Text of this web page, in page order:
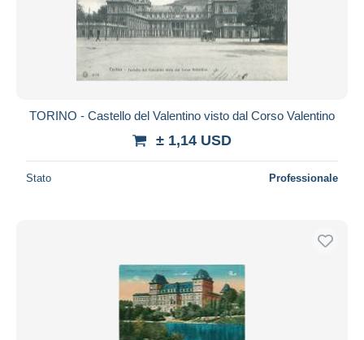
TORINO - Castello del Valentino visto dal Corso Valentino
± 1,14 USD
Stato Professionale